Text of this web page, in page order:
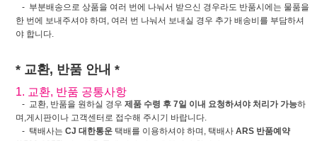
- 부분배송으로 상품을 여러 번에 나눠서 받으신 경우라도 반품시에는 물품을
한 번에 보내주셔야 하며, 여러 번 나눠서 보내실 경우 추가 배송비를 부담하셔
야 합니다.
* 교환, 반품 안내 *
1. 교환, 반품 공통사항
- 교환, 반품을 원하실 경우 제품 수령 후 7일 이내 요청하셔야 처리가 가능하
며,게시판이나 고객센터로 접수해 주시기 바랍니다.
- 택배사는 CJ 대한통운 택배를 이용하셔야 하며, 택배사 ARS 반품예약